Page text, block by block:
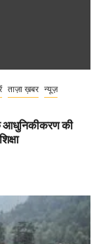
ताज़ा ख़बर न्यूज़
आधुनिकीकरण की